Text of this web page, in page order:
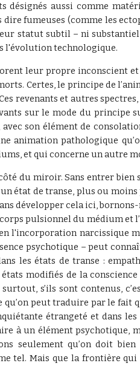
aussi comme
fumeuses (comme les
statut subtil – ni
l'évolution technologique.
leur propre inconscient
Certes, le principe de
revenants et autres
sur le mode du principe
son élément de
animation pathologique
et qui concerne un autre
du miroir. Sans entrer bien
état de transe, plus ou
développer cela ici,
pulsionnel du médium et
l'incorporation narcissique
psychotique – peut
les états de transe :
états modifiés de la
s’ils sont contenus,
peut traduire par le
étrangeté et dans les
à un élément psychotique,
seulement qu’on doit
tel. Mais que la frontière